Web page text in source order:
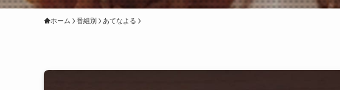
ホーム 番組別 あてなよる